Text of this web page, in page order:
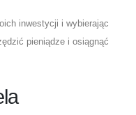
inwestycji i wybierając
pieniądze i osiągnąć